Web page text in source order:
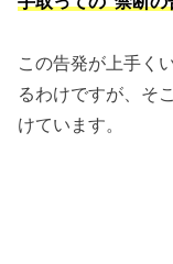
この告発が上手く
るわけですが、そ
けています。